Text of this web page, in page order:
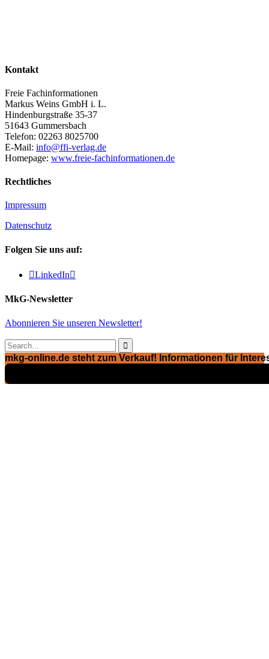
Kontakt
Freie Fachinformationen
Markus Weins GmbH i. L.
Hindenburgstraße 35-37
51643 Gummersbach
Telefon: 02263 8025700
E-Mail: info@ffi-verlag.de
Homepage: www.freie-fachinformationen.de
Rechtliches
Impressum
Datenschutz
Folgen Sie uns auf:
LinkedIn
MkG-Newsletter
Abonnieren Sie unseren Newsletter!

mkg-online.de steht zum Verkauf! Informationen für